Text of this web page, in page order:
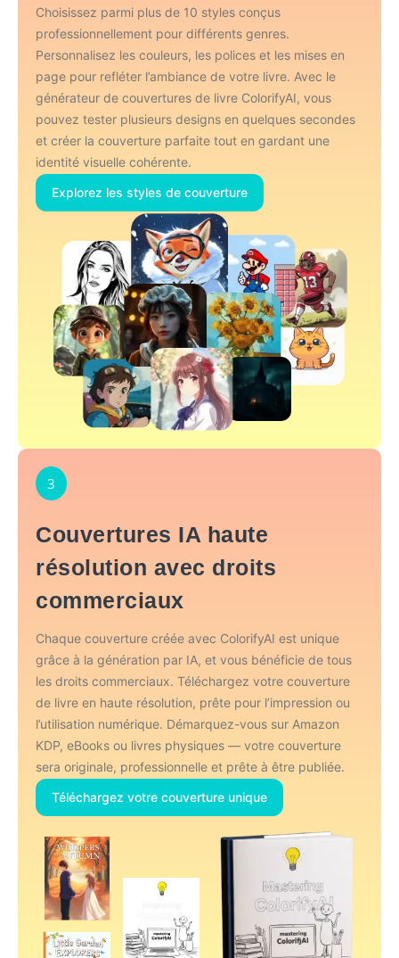
Choisissez parmi plus de 10 styles conçus
professionnellement pour différents genres.
Personnalisez les couleurs, les polices et les mises en
page pour refléter l’ambiance de votre livre. Avec le
générateur de couvertures de livre ColorifyAI, vous
pouvez tester plusieurs designs en quelques secondes
et créer la couverture parfaite tout en gardant une
identité visuelle cohérente.
Explorez les styles de couverture
3
Couvertures IA haute
résolution avec droits
commerciaux
Chaque couverture créée avec ColorifyAI est unique
grâce à la génération par IA, et vous bénéficie de tous
les droits commerciaux. Téléchargez votre couverture
de livre en haute résolution, prête pour l’impression ou
l’utilisation numérique. Démarquez-vous sur Amazon
KDP, eBooks ou livres physiques — votre couverture
sera originale, professionnelle et prête à être publiée.
Téléchargez votre couverture unique